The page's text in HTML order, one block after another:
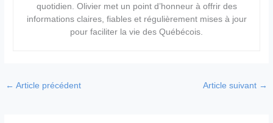
quotidien. Olivier met un point d’honneur à offrir des
informations claires, fiables et régulièrement mises à jour
pour faciliter la vie des Québécois.
← Article précédent Article suivant →